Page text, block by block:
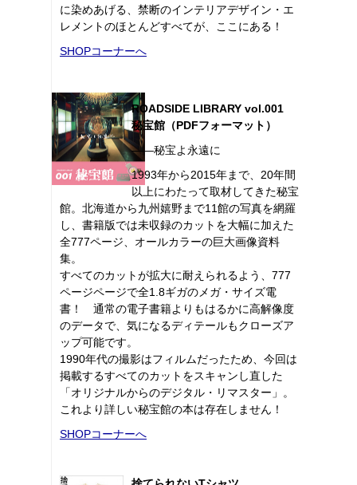
に染めあげる、禁断のインテリアデザイン・エ
レメントのほとんどすべてが、ここにある！
SHOPコーナーへ
ROADSIDE LIBRARY vol.001
秘宝館（PDFフォーマット）
――秘宝よ永遠に
1993年から2015年まで、20年間
以上にわたって取材してきた秘宝
館。北海道から九州嬉野まで11館の写真を網羅
し、書籍版では未収録のカットを大幅に加えた
全777ページ、オールカラーの巨大画像資料
集。
すべてのカットが拡大に耐えられるよう、777
ページページで全1.8ギガのメガ・サイズ電
書！ 通常の電子書籍よりもはるかに高解像度
のデータで、気になるディテールもクローズア
ップ可能です。
1990年代の撮影はフィルムだったため、今回は
掲載するすべてのカットをスキャンし直した
「オリジナルからのデジタル・リマスター」。
これより詳しい秘宝館の本は存在しません！
SHOPコーナーへ